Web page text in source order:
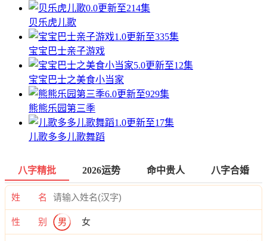
0.0更新至214集
贝乐虎儿歌
1.0更新至335集
宝宝巴士亲子游戏
5.0更新至12集
宝宝巴士之美食小当家
6.0更新至929集
熊熊乐园第三季
1.0更新至17集
儿歌多多儿歌舞蹈
八字精批 2026运势 命中贵人 八字合婚
姓 名
性 别 男 女